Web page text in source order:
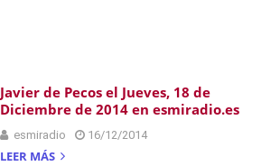
Javier de Pecos el Jueves, 18 de
Diciembre de 2014 en esmiradio.es
esmiradio 16/12/2014
LEER MÁS